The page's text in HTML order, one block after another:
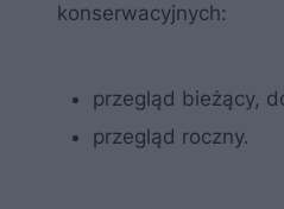
konserwacyjnych:
przegląd bieżący,
przegląd roczny.